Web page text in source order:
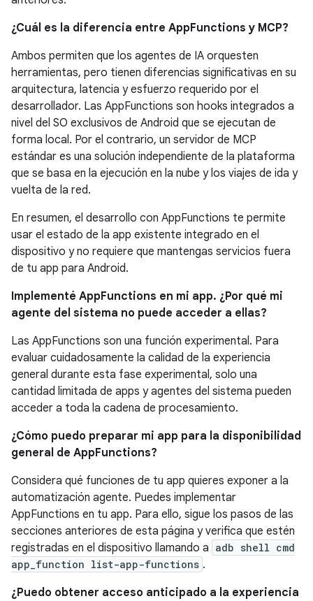
¿Cuál es la diferencia entre AppFunctions y MCP?
Ambos permiten que los agentes de IA orquesten
herramientas, pero tienen diferencias significativas en su
arquitectura, latencia y esfuerzo requerido por el
desarrollador. Las AppFunctions son hooks integrados a
nivel del SO exclusivos de Android que se ejecutan de
forma local. Por el contrario, un servidor de MCP
estándar es una solución independiente de la plataforma
que se basa en la ejecución en la nube y los viajes de ida y
vuelta de la red.
En resumen, el desarrollo con AppFunctions te permite
usar el estado de la app existente integrado en el
dispositivo y no requiere que mantengas servicios fuera
de tu app para Android.
Implementé AppFunctions en mi app. ¿Por qué mi
agente del sistema no puede acceder a ellas?
Las AppFunctions son una función experimental. Para
evaluar cuidadosamente la calidad de la experiencia
general durante esta fase experimental, solo una
cantidad limitada de apps y agentes del sistema pueden
acceder a toda la cadena de procesamiento.
¿Cómo puedo preparar mi app para la disponibilidad
general de AppFunctions?
Considera qué funciones de tu app quieres exponer a la
automatización agente. Puedes implementar
AppFunctions en tu app. Para ello, sigue los pasos de las
secciones anteriores de esta página y verifica que estén
registradas en el dispositivo llamando a adb shell cmd
app_function list-app-functions .
¿Puedo obtener acceso anticipado a la experiencia